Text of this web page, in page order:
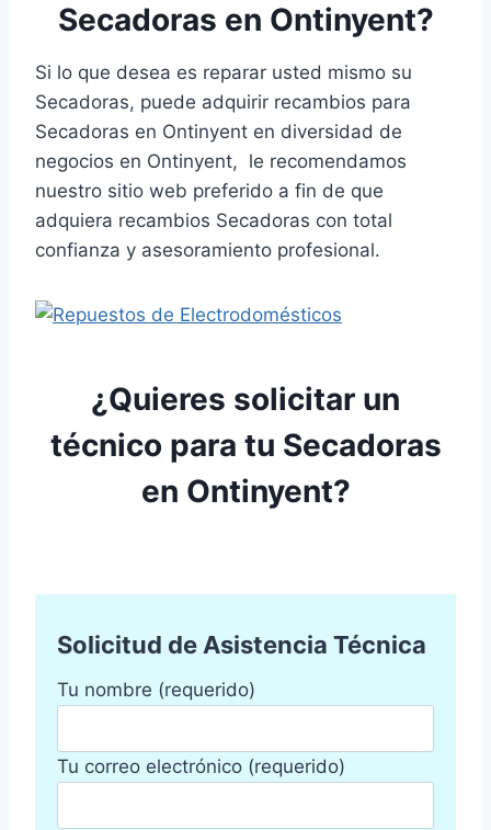
Secadoras en Ontinyent?
Si lo que desea es reparar usted mismo su
Secadoras, puede adquirir recambios para
Secadoras en Ontinyent en diversidad de
negocios en Ontinyent, le recomendamos
nuestro sitio web preferido a fin de que
adquiera recambios Secadoras con total
confianza y asesoramiento profesional.
¿Quieres solicitar un
técnico para tu Secadoras
en Ontinyent?
Solicitud de Asistencia Técnica
Tu nombre (requerido)
Tu correo electrónico (requerido)